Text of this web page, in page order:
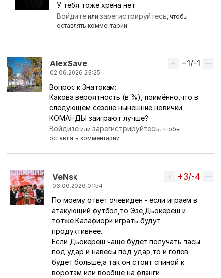
Ответ на комментарий пользователя
У тебя тоже хрена нет
Войдите илизарегистрируйтесь, чтобы
оставлять комментарии
AlexSave
02.06.2026 23:25
Вверх
+1/-1
Вопрос к Знатокам:
Какова вероятность (в %), поимённо,что в
следующем сезоне нынешние новички
КОМАНДЫ заиграют лучше?
Войдите илизарегистрируйтесь, чтобы
оставлять комментарии
VeNsk
03.06.2026 01:54
Ответ на комментарий пользователяAlexSave
Вверх
+3/-4
По моему ответ очевиден - если играем в
атакующий футбол,то Эзе,Дьокереш и
тотже Калафиори играть будут
продуктивнее.
Если Дьокереш чаще будет получать пасы
под удар и навесы под удар,то и голов
будет больше,а так он стоит спиной к
воротам или вообще на фланги